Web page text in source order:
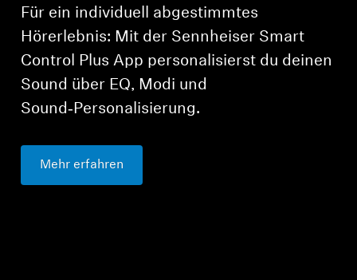
Für ein individuell abgestimmtes
Hörerlebnis: Mit der Sennheiser Smart
Control Plus App personalisierst du deinen
Sound über EQ, Modi und
Sound‑Personalisierung.
Mehr erfahren